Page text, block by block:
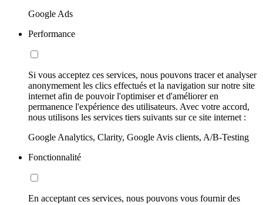
Google Ads
Performance
Si vous acceptez ces services, nous pouvons tracer et analyser
anonymement les clics effectués et la navigation sur notre site
internet afin de pouvoir l'optimiser et d'améliorer en
permanence l'expérience des utilisateurs. Avec votre accord,
nous utilisons les services tiers suivants sur ce site internet :
Google Analytics, Clarity, Google Avis clients, A/B-Testing
Fonctionnalité
En acceptant ces services, nous pouvons vous fournir des